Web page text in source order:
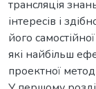
трансляція
інтересів і
його
які найбільш
проектної